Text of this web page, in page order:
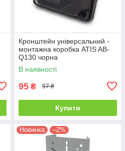
Кронштейн універсальний -
монтажна коробка ATIS AB-
Q130 чорна
В наявності
95 ₴ 97 ₴
Купити
Новинка –2%